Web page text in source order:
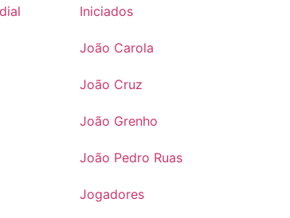
Iniciados
João Carola
João Cruz
João Grenho
João Pedro Ruas
Jogadores